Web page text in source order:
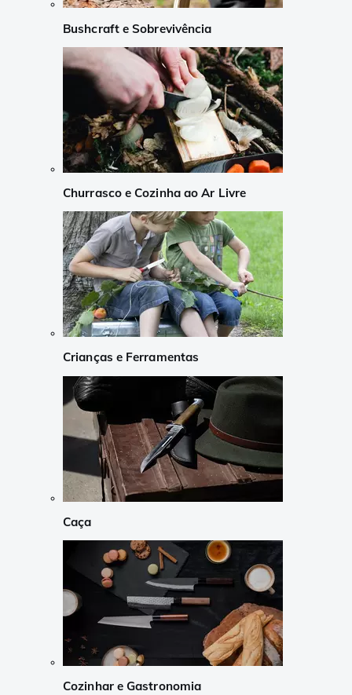
Bushcraft e Sobrevivência
Churrasco e Cozinha ao Ar Livre
Crianças e Ferramentas
Caça
Cozinhar e Gastronomia